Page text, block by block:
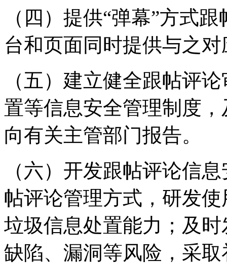
（四）提供“弹幕”方式
台和页面同时提供与之
（五）建立健全跟帖评
置等信息安全管理制度
向有关主管部门报告。
（六）开发跟帖评论信
帖评论管理方式，研发
垃圾信息处置能力；及
缺陷、漏洞等风险，采